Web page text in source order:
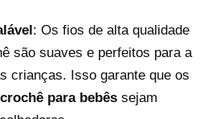
: Os fios de alta qualidade
são suaves e perfeitos para a
crianças. Isso garante que os
para bebêssejam